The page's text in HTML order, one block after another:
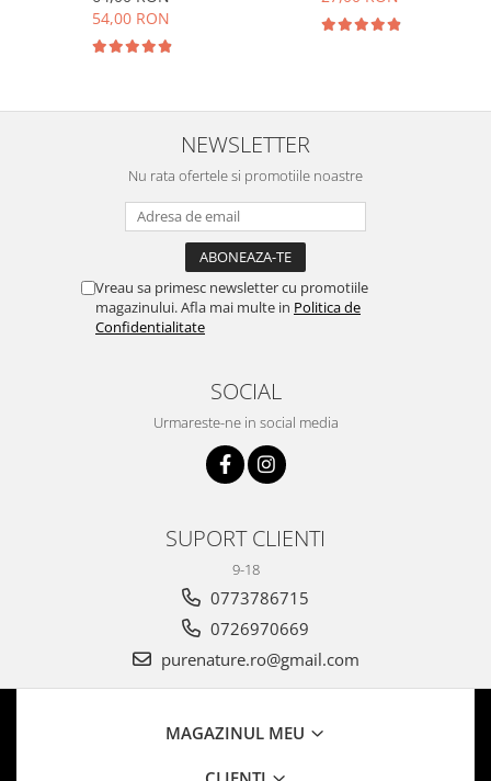
54,00 RON
NEWSLETTER
Nu rata ofertele si promotiile noastre
Vreau sa primesc newsletter cu promotiile
magazinului. Afla mai multe in Politica de
Confidentialitate
SOCIAL
Urmareste-ne in social media
SUPORT CLIENTI
9-18
0773786715
0726970669
purenature.ro@gmail.com
MAGAZINUL MEU